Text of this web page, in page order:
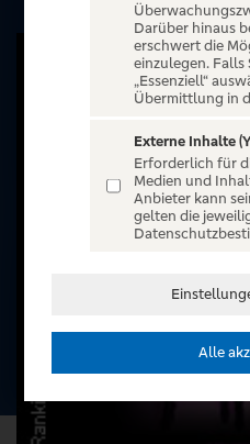
Darüber hinaus
erschwert die
einzulegen. Falls
„Essenziell“
Übermittlung in
Externe Inhalte
Erforderlich für
Medien und
Anbieter kann
gelten die
Alle